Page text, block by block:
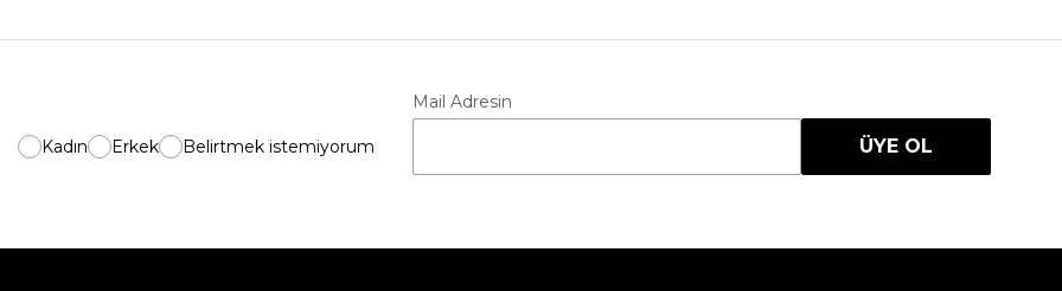
Kadın Erkek Belirtmek istemiyorum
Mail Adresin
ÜYE OL